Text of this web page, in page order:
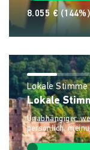
8.055 € (144%)
Lokale Stimme
Lokale
Unabhängiger,
persönlich,